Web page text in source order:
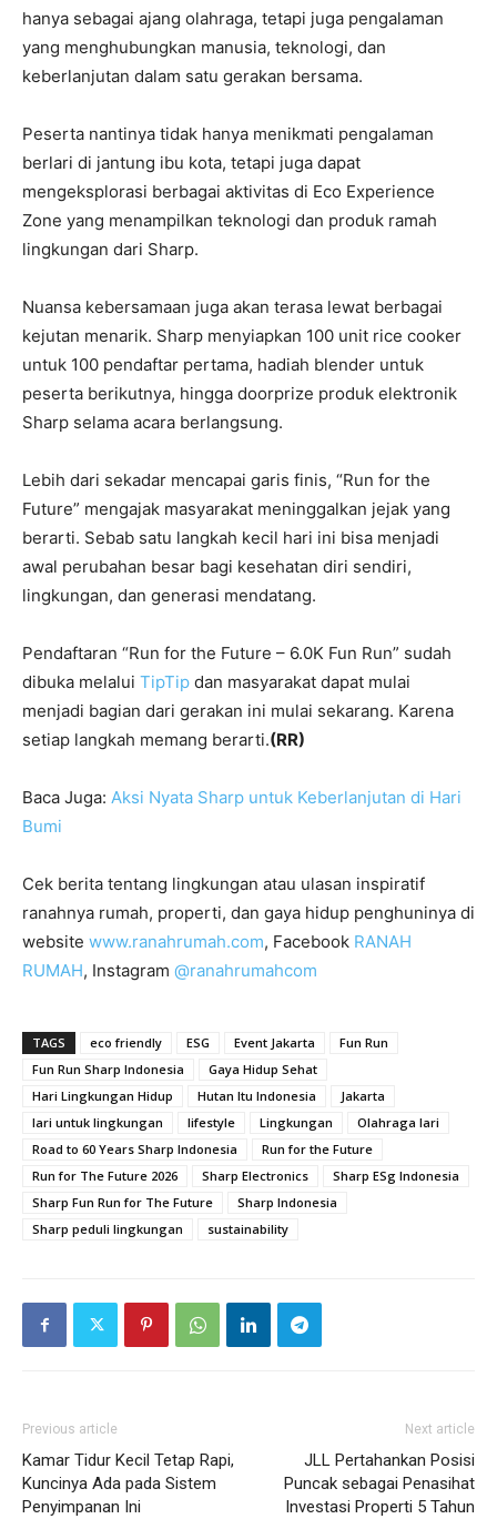
hanya sebagai ajang olahraga, tetapi juga pengalaman
yang menghubungkan manusia, teknologi, dan
keberlanjutan dalam satu gerakan bersama.
Peserta nantinya tidak hanya menikmati pengalaman
berlari di jantung ibu kota, tetapi juga dapat
mengeksplorasi berbagai aktivitas di Eco Experience
Zone yang menampilkan teknologi dan produk ramah
lingkungan dari Sharp.
Nuansa kebersamaan juga akan terasa lewat berbagai
kejutan menarik. Sharp menyiapkan 100 unit rice cooker
untuk 100 pendaftar pertama, hadiah blender untuk
peserta berikutnya, hingga doorprize produk elektronik
Sharp selama acara berlangsung.
Lebih dari sekadar mencapai garis finis, “Run for the
Future” mengajak masyarakat meninggalkan jejak yang
berarti. Sebab satu langkah kecil hari ini bisa menjadi
awal perubahan besar bagi kesehatan diri sendiri,
lingkungan, dan generasi mendatang.
Pendaftaran “Run for the Future – 6.0K Fun Run” sudah
dibuka melalui TipTip dan masyarakat dapat mulai
menjadi bagian dari gerakan ini mulai sekarang. Karena
setiap langkah memang berarti.(RR)
Baca Juga: Aksi Nyata Sharp untuk Keberlanjutan di Hari
Bumi
Cek berita tentang lingkungan atau ulasan inspiratif
ranahnya rumah, properti, dan gaya hidup penghuninya di
website www.ranahrumah.com, Facebook RANAH
RUMAH, Instagram @ranahrumahcom
TAGS eco friendly ESG Event Jakarta
Fun Run
Fun Run Sharp Indonesia
Gaya Hidup Sehat
Hari Lingkungan Hidup
Hutan Itu Indonesia
Jakarta
lari untuk lingkungan
lifestyle Lingkungan
Olahraga lari
Road to 60 Years Sharp Indonesia
Run for the Future
Run for The Future 2026
Sharp Electronics
Sharp ESg Indonesia
Sharp Fun Run for The Future
Sharp Indonesia
Sharp peduli lingkungan
sustainability
Previous article
Kamar Tidur Kecil Tetap Rapi,
Kuncinya Ada pada Sistem
Penyimpanan Ini
Next article
JLL Pertahankan Posisi
Puncak sebagai Penasihat
Investasi Properti 5 Tahun